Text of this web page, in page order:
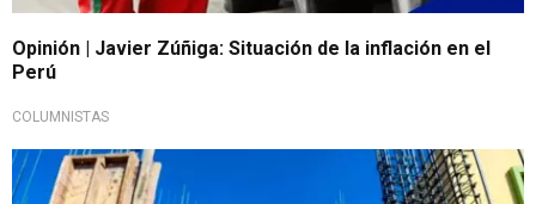
Opinión | Javier Zúñiga: Situación de la inflación en el
Perú
COLUMNISTAS